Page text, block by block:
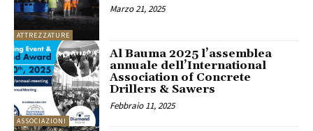
ATTREZZATURE
Marzo 21, 2025
ASSOCIAZIONI
Al Bauma 2025 l’assemblea
annuale dell’International
Association of Concrete
Drillers & Sawers
Febbraio 11, 2025